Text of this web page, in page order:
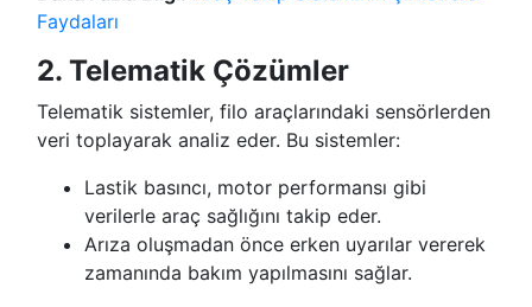
Faydaları
2. Telematik Çözümler
Telematik sistemler, filo araçlarındaki sensörlerden
veri toplayarak analiz eder. Bu sistemler:
Lastik basıncı, motor performansı gibi
verilerle araç sağlığını takip eder.
Arıza oluşmadan önce erken uyarılar vererek
zamanında bakım yapılmasını sağlar.